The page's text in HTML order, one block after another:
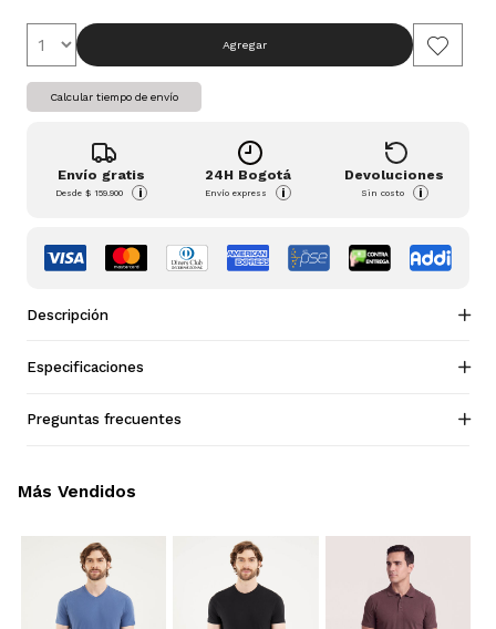
Agregar
Calcular tiempo de envío
Envío gratis
Desde$ 159.900 i
24H Bogotá
Envío express i
Devoluciones
Sin costo i
Descripción
Especificaciones
Preguntas frecuentes
Más Vendidos